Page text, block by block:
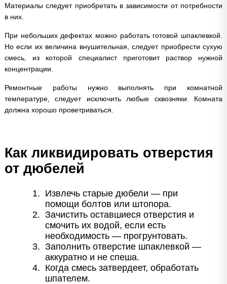
Материалы следует приобретать в зависимости от потребности
в них.
При небольших дефектах можно работать готовой шпаклевкой.
Но если их величина внушительная, следует приобрести сухую
смесь, из которой специалист приготовит раствор нужной
концентрации.
Ремонтные работы нужно выполнять при комнатной
температуре, следует исключить любые сквозняки. Комната
должна хорошо проветриваться.
Как ликвидировать отверстия
от дюбелей
Извлечь старые дюбели — при
помощи болтов или штопора.
Зачистить оставшиеся отверстия и
смочить их водой, если есть
необходимость — прогрунтовать.
Заполнить отверстие шпаклевкой —
аккуратно и не спеша.
Когда смесь затвердеет, обработать
шпателем.